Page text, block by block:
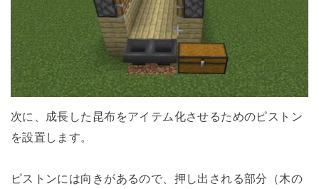
次に、成長した昆布をアイテム化させるためのピストン
を設置します。
ピストンには向きがあるので、押し出される部分（木の